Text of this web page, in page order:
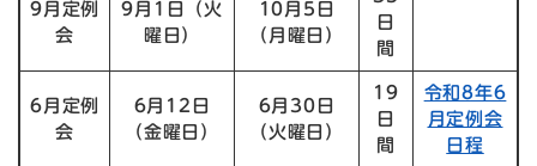
9月定例
会
9月1日（火
曜日）
10月5日
（月曜日）
日
間
6月定例
会
6月12日
（金曜日）
6月30日
（火曜日）
19
日
間
令和8年6
月定例会
日程